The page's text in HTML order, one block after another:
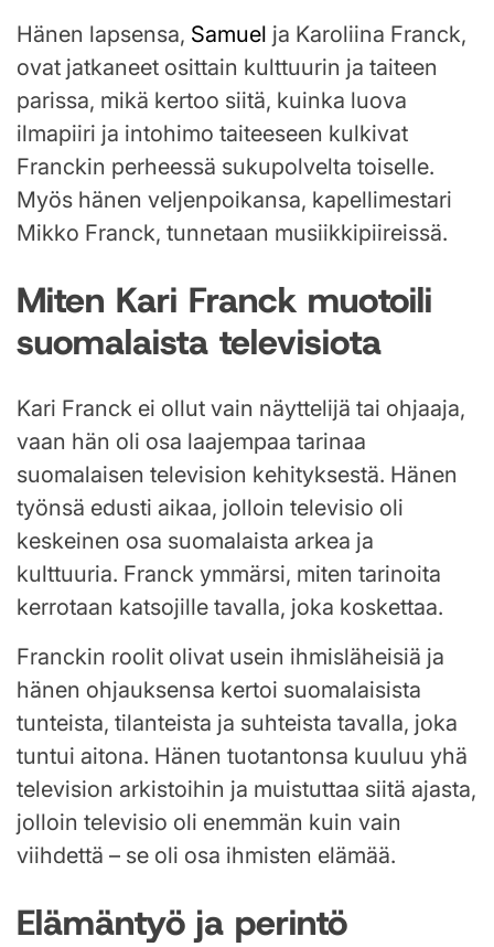
Hänen lapsensa, Samuel ja Karoliina Franck,
ovat jatkaneet osittain kulttuurin ja taiteen
parissa, mikä kertoo siitä, kuinka luova
ilmapiiri ja intohimo taiteeseen kulkivat
Franckin perheessä sukupolvelta toiselle.
Myös hänen veljenpoikansa, kapellimestari
Mikko Franck, tunnetaan musiikkipiireissä.
Miten Kari Franck muotoili
suomalaista televisiota
Kari Franck ei ollut vain näyttelijä tai ohjaaja,
vaan hän oli osa laajempaa tarinaa
suomalaisen television kehityksestä. Hänen
työnsä edusti aikaa, jolloin televisio oli
keskeinen osa suomalaista arkea ja
kulttuuria. Franck ymmärsi, miten tarinoita
kerrotaan katsojille tavalla, joka koskettaa.
Franckin roolit olivat usein ihmisläheisiä ja
hänen ohjauksensa kertoi suomalaisista
tunteista, tilanteista ja suhteista tavalla, joka
tuntui aitona. Hänen tuotantonsa kuuluu yhä
television arkistoihin ja muistuttaa siitä ajasta,
jolloin televisio oli enemmän kuin vain
viihdettä – se oli osa ihmisten elämää.
Elämäntyö ja perintö